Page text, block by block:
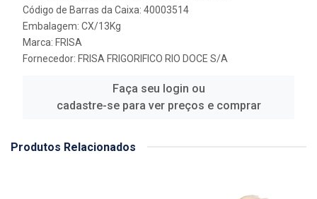
Código de Barras da Caixa: 40003514
Embalagem: CX/13Kg
Marca: FRISA
Fornecedor: FRISA FRIGORIFICO RIO DOCE S/A
Faça seu login ou
cadastre-se para ver preços e comprar
Produtos Relacionados